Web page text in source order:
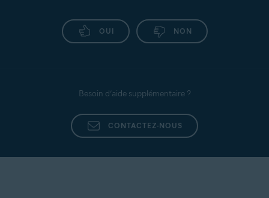
OUI NON
Besoin d’aide supplémentaire ?
CONTACTEZ-NOUS